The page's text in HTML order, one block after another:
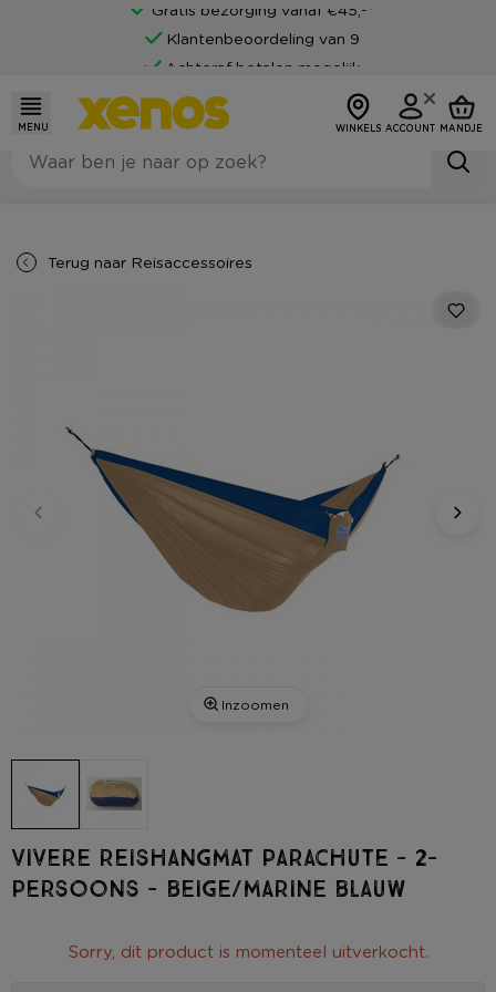
Gratis bezorging vanaf €45,-*
Klantenbeoordeling van 9
Achteraf betalen mogelijk
MENU WINKELS ACCOUNT MANDJE
Terug naar Reisaccessoires
Inzoomen
Vivere reishangmat parachute - 2-
persoons - beige/marine blauw
Sorry, dit product is momenteel uitverkocht.